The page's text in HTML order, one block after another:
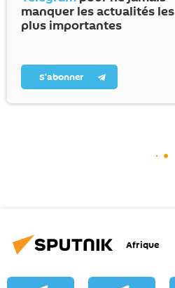
manquer les actualités les
plus importantes
S’abonner
Afrique